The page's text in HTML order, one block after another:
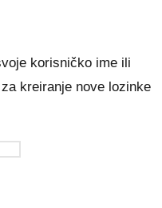
korisničko ime ili
kreiranje nove lozinke